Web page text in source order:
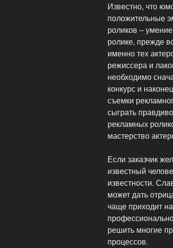
Известно, что
положительные
роликов –
ролике, прежде
именно тех
режиссера и
необходимо
конкурс и
съемки
сыграть
рекламных
мастерство
Если заказчик
известный
известности.
может дать
чаще приходит
решить многие
процессов.